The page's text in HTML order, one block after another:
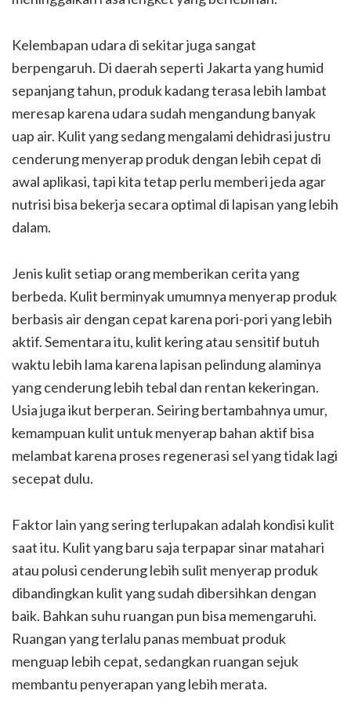
Kelembapan udara di sekitar juga sangat
berpengaruh. Di daerah seperti Jakarta yang humid
sepanjang tahun, produk kadang terasa lebih lambat
meresap karena udara sudah mengandung banyak
uap air. Kulit yang sedang mengalami dehidrasi justru
cenderung menyerap produk dengan lebih cepat di
awal aplikasi, tapi kita tetap perlu memberi jeda agar
nutrisi bisa bekerja secara optimal di lapisan yang lebih
dalam.
Jenis kulit setiap orang memberikan cerita yang
berbeda. Kulit berminyak umumnya menyerap produk
berbasis air dengan cepat karena pori-pori yang lebih
aktif. Sementara itu, kulit kering atau sensitif butuh
waktu lebih lama karena lapisan pelindung alaminya
yang cenderung lebih tebal dan rentan kekeringan.
Usia juga ikut berperan. Seiring bertambahnya umur,
kemampuan kulit untuk menyerap bahan aktif bisa
melambat karena proses regenerasi sel yang tidak lagi
secepat dulu.
Faktor lain yang sering terlupakan adalah kondisi kulit
saat itu. Kulit yang baru saja terpapar sinar matahari
atau polusi cenderung lebih sulit menyerap produk
dibandingkan kulit yang sudah dibersihkan dengan
baik. Bahkan suhu ruangan pun bisa memengaruhi.
Ruangan yang terlalu panas membuat produk
menguap lebih cepat, sedangkan ruangan sejuk
membantu penyerapan yang lebih merata.